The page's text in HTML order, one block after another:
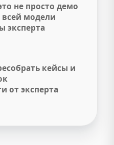
не просто демо
всей модели
эксперта
кейсы и
от эксперта